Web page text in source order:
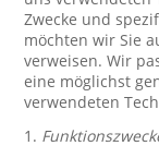
Zwecke und
möchten wir Sie
verweisen. Wir
eine möglichst
verwendeten
1.